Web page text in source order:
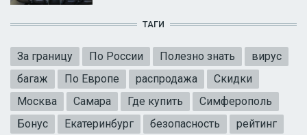
ТАГИ
За границу По России Полезно знать
вирус
багаж
По Европе распродажа
Скидки
Москва
Самара Где купить
Симферополь
Бонус
Екатеринбург безопасность
рейтинг